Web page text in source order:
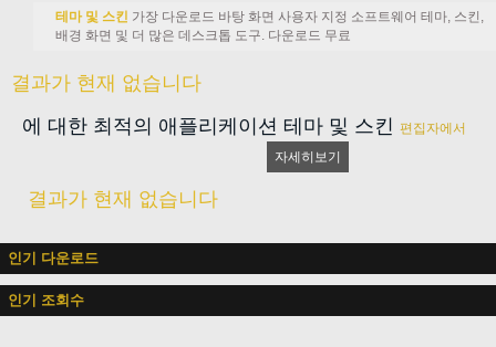
테마 및 스킨 가장 다운로드 바탕 화면 사용자 지정 소프트웨어 테마, 스킨,
배경 화면 및 더 많은 데스크톱 도구. 다운로드 무료
결과가 현재 없습니다
에 대한 최적의 애플리케이션 테마 및 스킨 편집자에서
자세히보기
결과가 현재 없습니다
인기 다운로드
인기 조회수